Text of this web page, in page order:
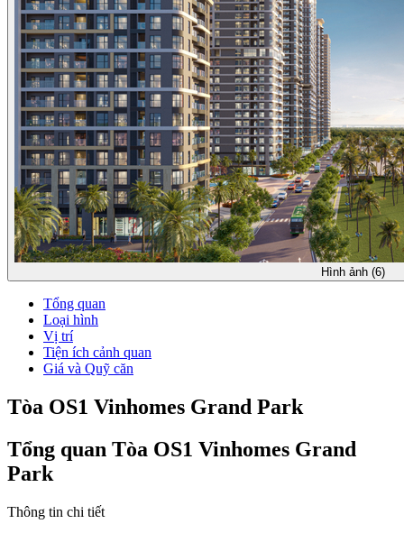
Hình ảnh (6)
Tổng quan
Loại hình
Vị trí
Tiện ích cảnh quan
Giá và Quỹ căn
Tòa OS1 Vinhomes Grand Park
Tổng quan Tòa OS1 Vinhomes Grand
Park
Thông tin chi tiết